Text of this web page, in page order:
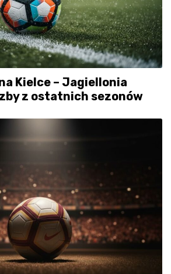
Kielce – Jagiellonia
z ostatnich sezonów